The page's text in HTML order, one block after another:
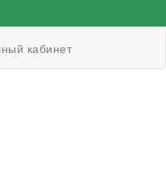
кабинет